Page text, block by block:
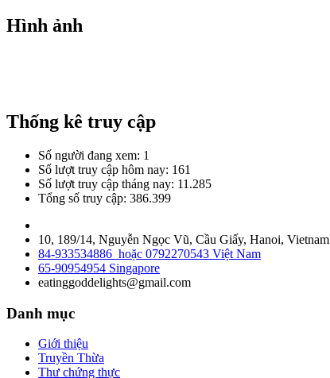
Hình ảnh
Thống kê truy cập
Số người đang xem: 1
Số lượt truy cập hôm nay: 161
Số lượt truy cập tháng nay: 11.285
Tổng số truy cập: 386.399
10, 189/14, Nguyễn Ngọc Vũ, Cầu Giấy, Hanoi, Vietnam
84-933534886 hoặc 0792270543 Việt Nam
65-90954954 Singapore
eatinggoddelights@gmail.com
Danh mục
Giới thiệu
Truyền Thừa
Thư chứng thực